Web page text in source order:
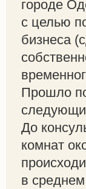
городе
с целью
бизнеса
Прошло
До
комнат
в